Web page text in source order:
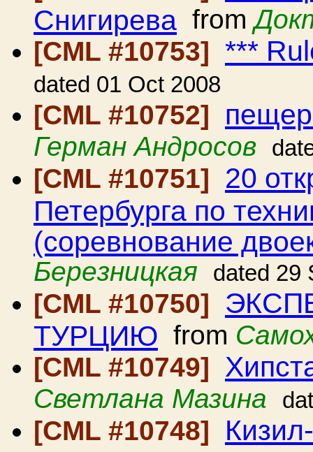
Снигирева from
[CML #10753] ***
dated 01 Oct 2008
[CML #10752]
Герман Андросов
[CML #10751] 20
Петербурга по
(соревнование
Березницкая
dated 29
[CML #10750]
ТУРЦИЮ from
[CML #10749]
Светлана Мазина
[CML #10748]